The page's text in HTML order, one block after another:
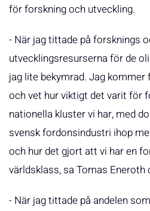
för forskning och utveckling.
- När jag tittade på forsknings
utvecklingsresurserna för de
jag lite bekymrad. Jag
och vet hur viktigt det varit för
nationella kluster vi har, med
svensk fordonsindustri ihop
och hur det gjort att vi har en
världsklass, sa Tomas
- När jag tittade på andelen